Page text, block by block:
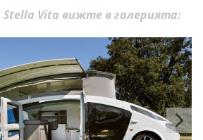
Stella Vita вижте в галерията: